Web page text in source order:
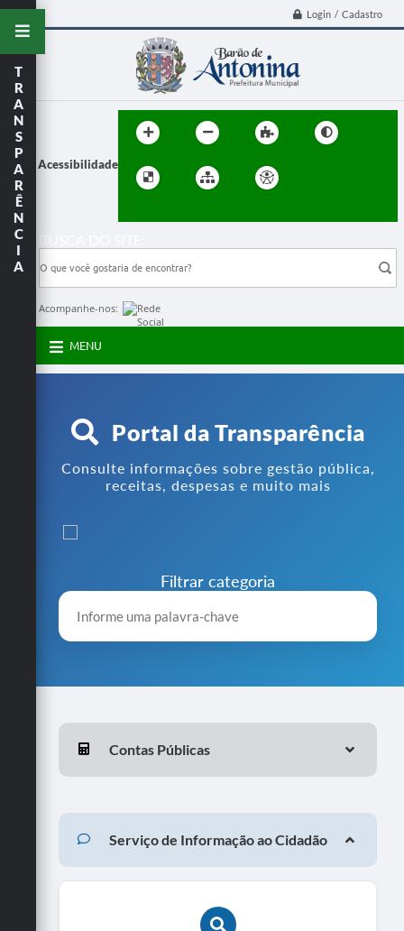
Login / Cadastro
Acessibilidade
Acompanhe-nos:
MENU
T
R
A
N
S
P
A
R
Ê
N
C
I
A
Portal da Transparência
Consulte informações sobre gestão pública,
receitas, despesas e muito mais
Filtrar categoria
Contas Públicas
Serviço de Informação ao Cidadão